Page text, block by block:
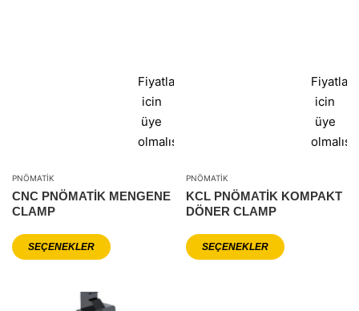
Fiyatlar
icin
üye
olmalısınız
PNÖMATIK
CNC PNÖMATIK MENGENE
CLAMP
SEÇENEKLER
Fiyatlar
icin
üye
PNÖMATIK
KCL PNÖMATIK KOMPAKT
DÖNER CLAMP
SEÇENEKLER